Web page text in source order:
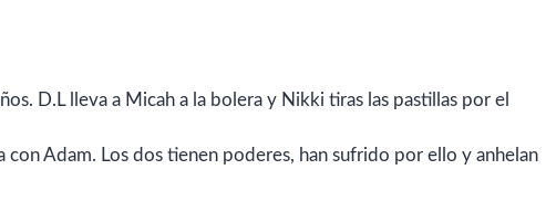
D.L lleva a Micah a la bolera y Nikki tiras las pastillas por el
Adam. Los dos tienen poderes, han sufrido por ello y anhelan